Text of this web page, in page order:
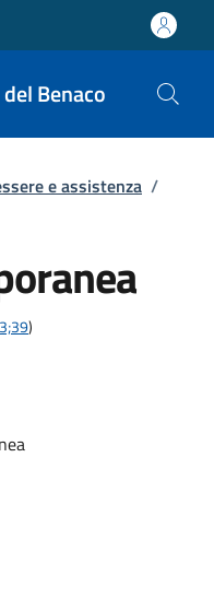
Benaco
e assistenza /
)